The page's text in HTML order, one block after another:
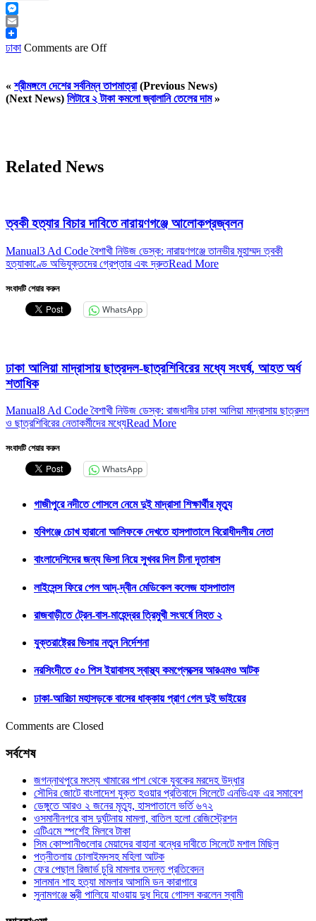
Messenger
Email
ঢাকা Comments are Off
«শ্রীমঙ্গলে দেশের সর্বনিম্ন তাপমাত্রা(Previous News)
(Next News) লিটারে ২ টাকা কমলো জ্বালানি তেলের দাম»
Related News
ত্বকী হত্যার বিচার দাবিতে নারায়ণগঞ্জে আলোকপ্রজ্বলন
Manual3 Ad Code বৈশাখী নিউজ ডেস্ক: নারায়ণগঞ্জে তানভীর মুহাম্মদ ত্বকী
হত্যাকাণ্ডে অভিযুক্তদের গ্রেপ্তার এবং দ্রুতRead More
সংবাদটি শেয়ার করুন
WhatsApp
ঢাকা আলিয়া মাদ্রাসায় ছাত্রদল-ছাত্রশিবিরের মধ্যে সংঘর্ষ, আহত অর্ধ
শতাধিক
Manual8 Ad Code বৈশাখী নিউজ ডেস্ক: রাজধানীর ঢাকা আলিয়া মাদ্রাসায় ছাত্রদল
ও ছাত্রশিবিরের নেতাকর্মীদের মধ্যেRead More
সংবাদটি শেয়ার করুন
WhatsApp
গাজীপুরে নদীতে গোসলে নেমে দুই মাদ্রাসা শিক্ষার্থীর মৃত্যু
হবিগঞ্জে চোখ হারানো আলিফকে দেখতে হাসপাতালে বিরোধীদলীয় নেতা
বাংলাদেশিদের জন্য ভিসা নিয়ে সুখবর দিল চীনা দূতাবাস
লাইসেন্স ফিরে পেল আদ্-দ্বীন মেডিকেল কলেজ হাসপাতাল
রাজবাড়ীতে ট্রেন-বাস-মাহেন্দ্রর ত্রিমুখী সংঘর্ষে নিহত ২
যুক্তরাষ্ট্রের ভিসায় নতুন নির্দেশনা
নরসিংদীতে ৫০ পিস ইয়াবাসহ স্বাস্থ্য কমপ্লেক্সের আরএমও আটক
ঢাকা-আরিচা মহাসড়কে বাসের ধাক্কায় প্রাণ গেল দুই ভাইয়ের
Comments are Closed
সর্বশেষ
জগন্নাথপুরে মৎস্য খামারের পাশ থেকে যুবকের মরদেহ উদ্ধার
সৌদির জোটে বাংলাদেশ যুক্ত হওয়ার প্রতিবাদে সিলেটে এনডিএফ এর সমাবেশ
ডেঙ্গুতে আরও ২ জনের মৃত্যু, হাসপাতালে ভর্তি ৬৭২
ওসমানীনগরে বাস দুর্ঘটনায় মামলা, বাতিল হলো রেজিস্ট্রেশন
এটিএমে স্পর্শেই মিলবে টাকা
সিম কোম্পানীগুলোর মেয়াদের বাহানা বন্ধের দাবীতে সিলেটে মশাল মিছিল
পত্নীতলায় চোলাইমদসহ মহিলা আটক
ফের পেছাল রিজার্ভ চুরি মামলার তদন্ত প্রতিবেদন
সালমান শাহ হত্যা মামলার আসামি ডন কারাগারে
সুনামগঞ্জে স্ত্রী পালিয়ে যাওয়ায় দুধ দিয়ে গোসল করলেন স্বামী